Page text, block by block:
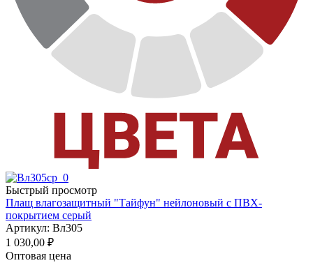
Быстрый просмотр
Плащ влагозащитный "Тайфун" нейлоновый с ПВХ-
покрытием серый
Артикул: Вл305
1 030,00 ₽
Оптовая цена